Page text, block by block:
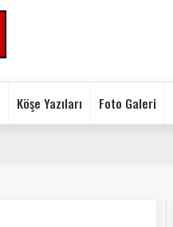
Köşe Yazıları Foto Galeri